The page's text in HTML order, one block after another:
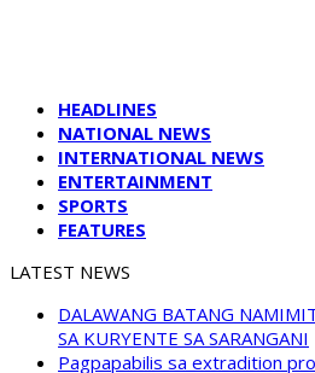
HEADLINES
NATIONAL NEWS
INTERNATIONAL NEWS
ENTERTAINMENT
SPORTS
FEATURES
LATEST NEWS
DALAWANG BATANG
SA KURYENTE SA SARANGANI
Pagpapabilis sa extradition